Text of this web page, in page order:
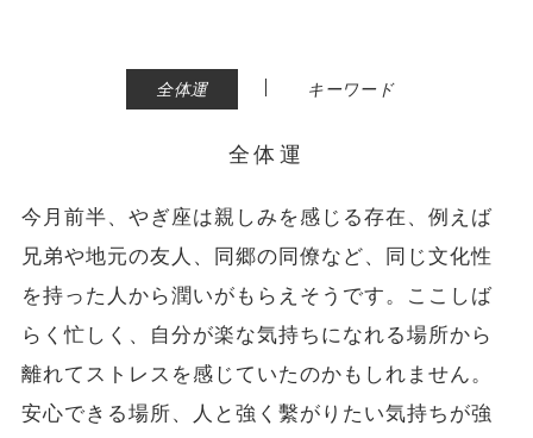
全体運 | キーワード
全体運
今月前半、やぎ座は親しみを感じる存在、例えば
兄弟や地元の友人、同郷の同僚など、同じ文化性
を持った人から潤いがもらえそうです。ここしば
らく忙しく、自分が楽な気持ちになれる場所から
離れてストレスを感じていたのかもしれません。
安心できる場所、人と強く繫がりたい気持ちが強